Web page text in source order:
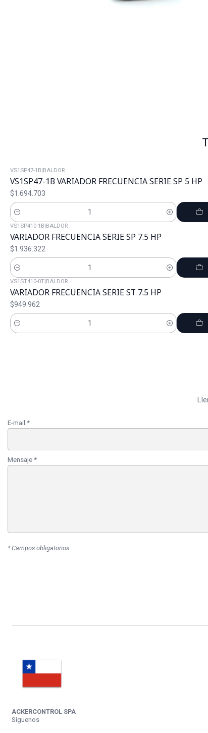
VS1SP47-1B|BALDOR
VS1SP47-1B VARIADOR FRECUENCIA SERIE SP 5 HP
$1.694.703
Cantidad
VS1SP410-1B|BALDOR
VARIADOR FRECUENCIA SERIE SP 7.5 HP
$1.936.322
Cantidad
VS1ST410-0T|BALDOR
VARIADOR FRECUENCIA SERIE ST 7.5 HP
$949.962
Cantidad
E-mail *
Mensaje *
* Campos obligatorios
ACKERCONTROL SPA
Síguenos